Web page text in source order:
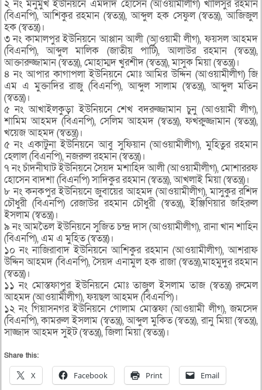
২ নং মনুমুখ ইউনিয়নে এমদাদ হোসেন (আওয়ামীলীগ) খালিসুর রহমান
(বিএনপি), আশিকুর রহমান (স্বতন্ত্র), আব্দুল হক সেফুল (স্বতন্ত্র), আজিজুল
হক (স্বতন্ত্র)।
৩ নং কামালপুর ইউনিয়নে আপ্পান আলী (আওয়ামী লীগ), ফয়সল আহমদ
(বিএনপি), আব্দুল মালিক (জাতীয় পার্টি), আলাউর রহমান (স্বতন্ত্র),
আক্তারুজ্জামান (স্বতন্ত্র), মোহাম্মদ খুরশীদ (স্বতন্ত্র), মাসুক মিয়া (স্বতন্ত্র)।
৪ নং আপার কাগাপলা ইউনিয়নে মোঃ আমির উদ্দিন (আওয়ামীলীগ) জি
এম এ মুক্তাদির রাজু (বিএনপি), আব্দুল সালাম (স্বতন্ত্র), আব্দুল মতিন
(স্বতন্ত্র)।
৫ নং আখাইলকুড়া ইউনিয়নে শেখ বদরুজ্জামান চুনু (আওয়ামী লীগ),
শামিম আহমদ (বিএনপি), সেলিম আহমদ (স্বতন্ত্র), ফখরুুজ্জামান (স্বতন্ত্র),
খয়েজ আহমদ (স্বতন্ত্র)।
৫ নং একাটুনা ইউনিয়নে আবু সুফিয়ান (আওয়ামীলীগ), মুহিতুর রহমান
হেলাল (বিএনপি), নজরুল রহমান (স্বতন্ত্র)।
৭ নং চাঁদনীঘাট ইউনিয়নে সৈয়দ মশাহিদ আলী (আওয়ামীলীগ), মোশাররফ
হোসেন বাদশা (বিএনপি) সাদিকুর রহমান (স্বতন্ত্র), আখলাই মিয়া (স্বতন্ত্র)।
৮ নং কনকপুর ইউনিয়নে জুবায়ের আহমদ (আওয়ামীলীগ), মাসুকুর রশিদ
চৌধুরী (বিএনপি) রেজাউর রহমান চৌধুরী (স্বতন্ত্র), ইঞ্জিণিয়ার জহিরুল
ইসলাম (স্বতন্ত্র)।
৯ নং আমতৈল ইউনিয়নে সুজিত চন্দ্র দাস (আওয়ামীলীগ), রানা খান শাহিন
(বিএনপি), এম এ মুহিত (স্বতন্ত্র)।
১০ নং নাজিরাবাদ ইউনিয়নে আশিকুর রহমান (আওয়ামীলীগ), আশরাফ
উদ্দিন আহমদ (বিএনপি), সৈয়দ এনামুল হক রাজা (স্বতন্ত্র),মাহমুদুর রহমান
(স্বতন্ত্র)।
১১ নং মোস্তফাপুর ইউনিয়নে মোঃ তাজুল ইসলাম তাজ (স্বতন্ত্র) রুমেল
আহমদ (আওয়ামীলীগ), ফয়ছল আহমদ (বিএনপি)।
১২ নং গিয়াসনগর ইউনিয়নে গোলাম মোস্তফা (আওয়ামী লীগ), জমসেদ
(বিএনপি), কামরুল ইসলাম (স্বতন্ত্র), আব্দুল মুকিত (স্বতন্ত্র), রানু মিয়া (স্বতন্ত্র),
সাজ্জাদ আহমদ সুইট (স্বতন্ত্র), জিলা মিয়া (স্বতন্ত্র)।
Share this:
X Facebook Print Email